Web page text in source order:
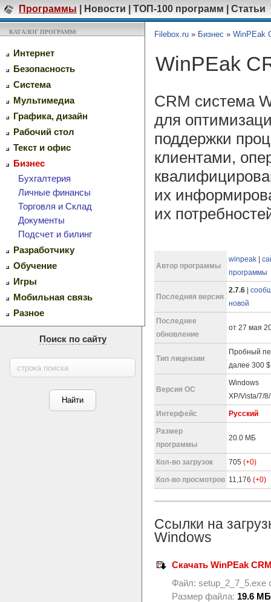
Программы Новости ТОП-100 программ Статьи
КАТАЛОГ ПРОГРАММ:
Интернет
Безопасность
Система
Мультимедиа
Графика, дизайн
Рабочий стол
Текст и офис
Бизнес
Бухгалтерия
Личные финансы
Торговля и Склад
Документы
Подсчет и билинг
Разработчику
Обучение
Игры
Мобильная связь
Разное
Поиск по сайту
Filebox.ru » Бизнес » WinPEak
WinPEak
CRM система
для
поддержки
клиентами,
их
их
Автор программы
winpeak
программы
Последняя версия
2.7.6
новой
Последнее
обновление
от 27 мая
Тип лицензии
Пробный
далее 300 $
Версия ОС
Windows
XP/Vista/7/
Интерфейс Русский
Размер
программы
20.0 МБ
Кол-во загрузок 705 (+0)
Кол-во просмотров 11,176 (+0)
Ссылки на
Windows
Скачать WinPEak
Файл: setup_2_7_5.exe
Размер файла: 19.6 МБ